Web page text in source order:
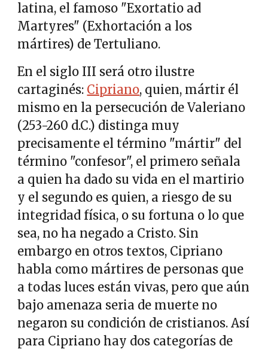
latina, el famoso "Exortatio ad
Martyres" (Exhortación a los
mártires) de Tertuliano.
En el siglo III será otro ilustre
cartaginés: Cipriano, quien, mártir él
mismo en la persecución de Valeriano
(253-260 d.C.) distinga muy
precisamente el término "mártir" del
término "confesor", el primero señala
a quien ha dado su vida en el martirio
y el segundo es quien, a riesgo de su
integridad física, o su fortuna o lo que
sea, no ha negado a Cristo. Sin
embargo en otros textos, Cipriano
habla como mártires de personas que
a todas luces están vivas, pero que aún
bajo amenaza seria de muerte no
negaron su condición de cristianos. Así
para Cipriano hay dos categorías de